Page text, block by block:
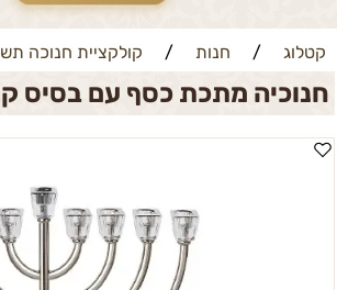
קטלוג / חנות / קולקציית חנוכה תשפ"ו
חנוכיה מתכת כסף עם בסיס